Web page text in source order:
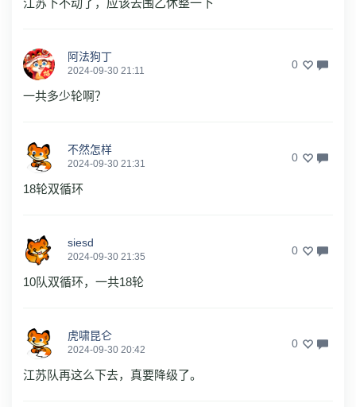
阿法狗丁
2024-09-30 21:11 0
一共多少轮啊？
不然怎样
2024-09-30 21:31 0
18轮双循环
siesd
2024-09-30 21:35 0
10队双循环，一共18轮
虎啸昆仑
2024-09-30 20:42 0
江苏队再这么下去，真要降级了。